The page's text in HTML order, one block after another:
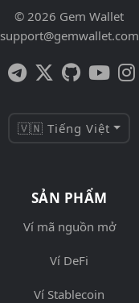
© 2026 Gem Wallet
support@gemwallet.com
🇻🇳 Tiếng Việt
SẢN PHẨM
Ví mã nguồn mở
Ví DeFi
Ví Stablecoin